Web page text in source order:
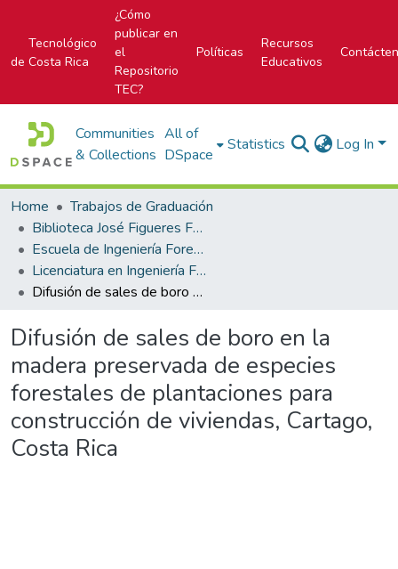
Tecnológico
de Costa Rica
¿Cómo
publicar en
el
Repositorio
TEC?
Políticas
Recursos
Educativos
Communities
& Collections
All of
DSpace
Statistics Log In
Home
Trabajos de Graduación
Biblioteca José Figueres Ferrer
Escuela de Ingeniería Forestal
Licenciatura en Ingeniería Forestal
Difusión de sales de boro en la madera preservada de especies forestales de plantaciones para construcción de viviendas, Cartago, Costa Rica
Difusión de sales de boro en la
madera preservada de especies
forestales de plantaciones para
construcción de viviendas, Cartago,
Costa Rica